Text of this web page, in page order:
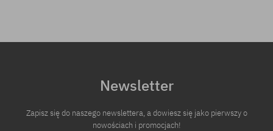
Newsletter
Zapisz się do naszego newslettera, a dowiesz się jako pierwszy o
nowościach i promocjach!